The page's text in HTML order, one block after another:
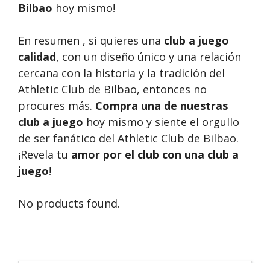
Bilbao hoy mismo!
En resumen , si quieres una club a juego
calidad, con un diseño único y una relación
cercana con la historia y la tradición del
Athletic Club de Bilbao, entonces no
procures más. Compra una de nuestras
club a juego hoy mismo y siente el orgullo
de ser fanático del Athletic Club de Bilbao.
¡Revela tu amor por el club con una club a
juego!
No products found.